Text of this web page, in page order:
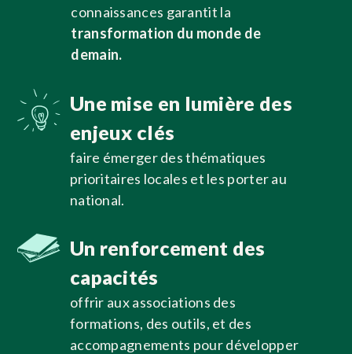
connaissances garantit la
transformation du monde de
demain.
Une mise en lumière des
enjeux clés
faire émerger des thématiques
prioritaires locales et les porter au
national.
Un renforcement des
capacités
offrir aux associations des
formations, des outils, et des
accompagnements pour développer